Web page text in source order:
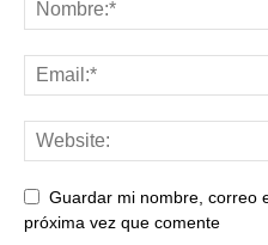
Guardar mi nombre, correo
próxima vez que comente